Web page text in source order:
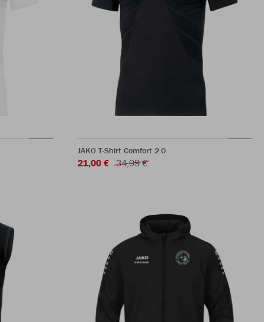
JAKO T-Shirt Comfort 2.0
21,00 € 34,99 €